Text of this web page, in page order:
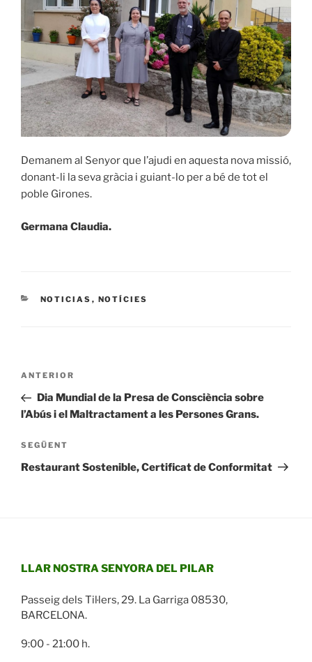
Demanem al Senyor que l’ajudi en aquesta nova missió,
donant-li la seva gràcia i guiant-lo per a bé de tot el
poble Girones.
Germana Claudia.
CATEGORIES
NOTICIAS , NOTÍCIES
Navegació
Entrada
anterior
ANTERIOR
Dia Mundial de la Presa de Consciència sobre
l’Abús i el Maltractament a les Persones Grans.
Entrada
següent
SEGÜENT
Restaurant Sostenible, Certificat de Conformitat
LLAR NOSTRA SENYORA DEL PILAR
Passeig dels Til·lers, 29. La Garriga 08530,
BARCELONA.
9:00 - 21:00 h.